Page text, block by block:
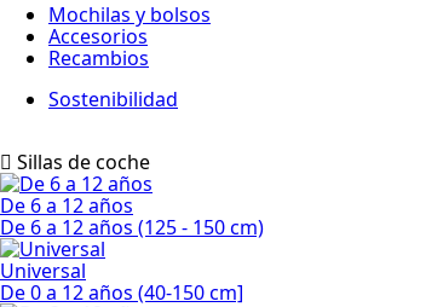
Mochilas y bolsos
Accesorios
Recambios
Sostenibilidad
Sillas de coche
De 6 a 12 años
De 6 a 12 años (125 - 150 cm)
Universal
De 0 a 12 años (40-150 cm]